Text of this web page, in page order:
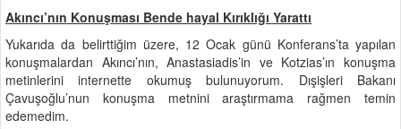
Akıncı’nın Konuşması Bende hayal Kırıklığı Yarattı
Yukarıda da belirttiğim üzere, 12 Ocak günü Konferans’ta yapılan
konuşmalardan Akıncı’nın, Anastasiadis’in ve Kotzias’ın konuşma
metinlerini internette okumuş bulunuyorum. Dışişleri Bakanı
Çavuşoğlu’nun konuşma metnini araştırmama rağmen temin
edemedim.